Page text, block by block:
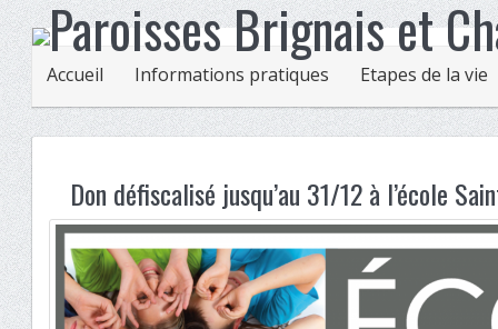
Accueil Informations pratiques Etapes de la vie
Don défiscalisé jusqu’au 31/12 à l’école